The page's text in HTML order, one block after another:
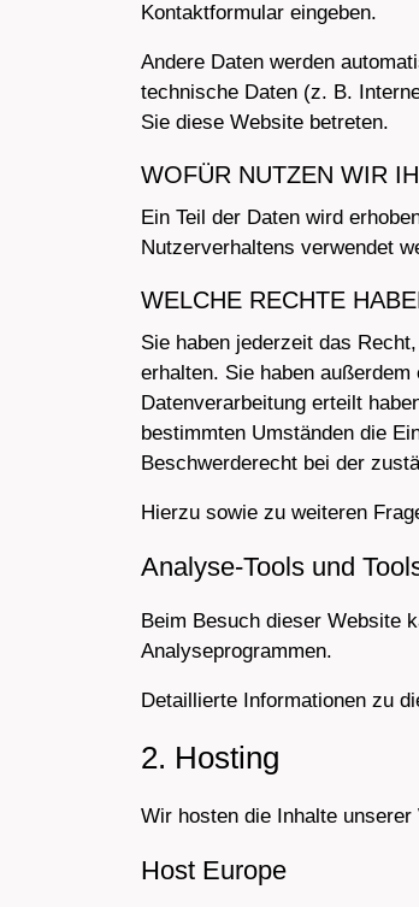
Kontaktformular eingeben.
Andere Daten werden
technische Daten (z. B.
Sie diese Website betreten.
WOFÜR NUTZEN WIR
Ein Teil der Daten wird
Nutzerverhaltens verwendet
WELCHE RECHTE
Sie haben jederzeit das
erhalten. Sie haben
Datenverarbeitung erteilt
bestimmten Umständen die
Beschwerderecht bei der
Hierzu sowie zu weiteren
Analyse-Tools und
Beim Besuch dieser Website
Analyseprogrammen.
Detaillierte Informationen zu
2. Hosting
Wir hosten die Inhalte
Host Europe